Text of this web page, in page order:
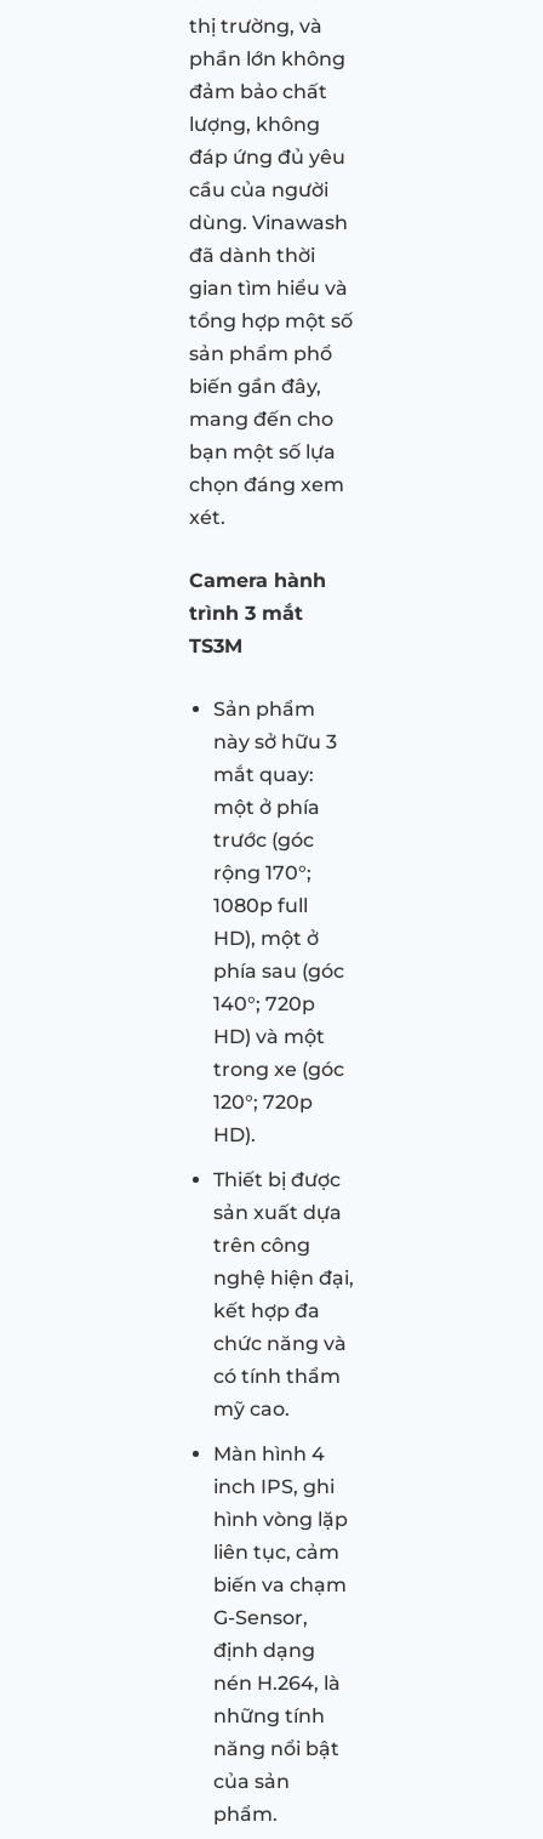
thị trường, và
phần lớn không
đảm bảo chất
lượng, không
đáp ứng đủ yêu
cầu của người
dùng. Vinawash
đã dành thời
gian tìm hiểu và
tổng hợp một số
sản phẩm phổ
biến gần đây,
mang đến cho
bạn một số lựa
chọn đáng xem
xét.
Camera hành
trình 3 mắt
TS3M
Sản phẩm
này sở hữu 3
mắt quay:
một ở phía
trước (góc
rộng 170°;
1080p full
HD), một ở
phía sau (góc
140°; 720p
HD) và một
trong xe (góc
120°; 720p
HD).
Thiết bị được
sản xuất dựa
trên công
nghệ hiện đại,
kết hợp đa
chức năng và
có tính thẩm
mỹ cao.
Màn hình 4
inch IPS, ghi
hình vòng lặp
liên tục, cảm
biến va chạm
G-Sensor,
định dạng
nén H.264, là
những tính
năng nổi bật
của sản
phẩm.